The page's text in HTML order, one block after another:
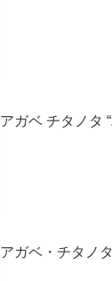
アガベ チタノタ
アガベ・チタノ